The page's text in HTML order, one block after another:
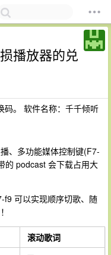
播放器的兑
码。 软件名称：千千倾听
、多功能媒体控制键(F7-
的 podcast 会下载占用大
f9 可以实现顺序切歌、随
滚动歌词